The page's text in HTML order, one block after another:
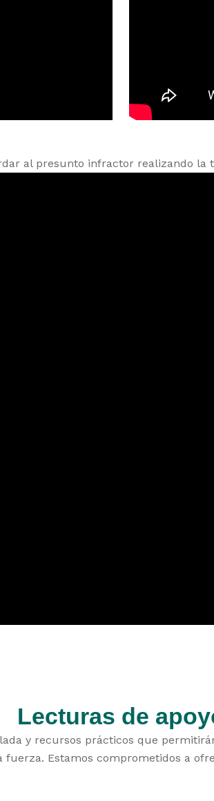
al presunto infractor realizando
Lecturas de
y recursos prácticos que
Estamos comprometidos a